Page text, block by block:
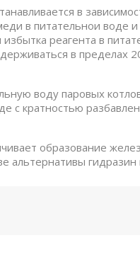
в
в питательнои
реагента в
в пределах
воду паровых
с кратностью
образование
альтернативы гидразин